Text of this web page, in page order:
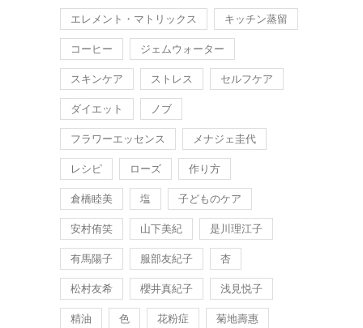
エレメント・マトリックス キッチン蒸留
コーヒー ジェムウォーター
スキンケア ストレス セルフケア
ダイエット ノブ
フラワーエッセンス メナジェ圭代
レシピ ローズ 作り方
倉橋睦美 塩 子どものケア
安村侑笑 山下美紀 是川理江子
有馬陽子 服部友紀子 杏
松村友希 櫻井真紀子 浅見悦子
精油 色 花粉症 菊地壽惠